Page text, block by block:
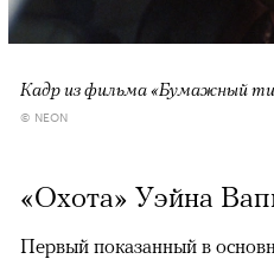
Кадр из фильма «Бумажный
© NEON
«Охота» Уэйна
Первый показанный в